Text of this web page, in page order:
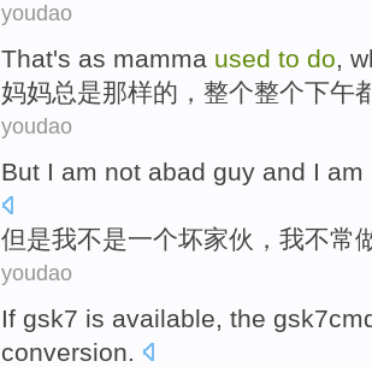
youdao
That's as mamma used to do,
妈妈总是那样的， 整个整个下午
youdao
But I am not abad guy and I
但是我不是一个坏家伙，我不常
youdao
If gsk7 is available, the
conversion.